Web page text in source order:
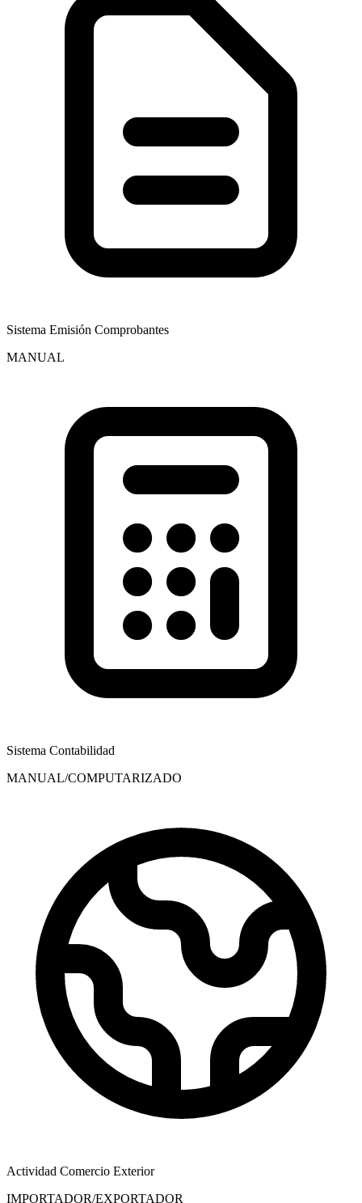
Sistema Emisión Comprobantes
MANUAL
Sistema Contabilidad
MANUAL/COMPUTARIZADO
Actividad Comercio Exterior
IMPORTADOR/EXPORTADOR